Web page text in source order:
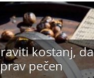
kostanj, da
pečen